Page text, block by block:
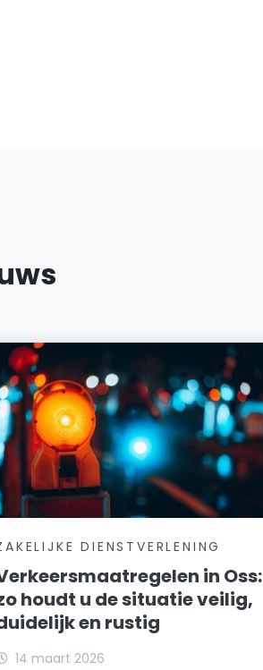
DIENSTVERLENING
in Oss:
houdt u de situatie veilig,
en rustig
14 maart 2026